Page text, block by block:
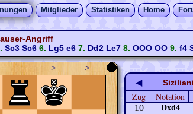
Mitglieder Statistiken Home
Angriff
Sc3 Sc66. Lg5 e67. Dd2 Le78. OOO OO9. f4
> >|
◀
Zug Notation
10 Dxd4